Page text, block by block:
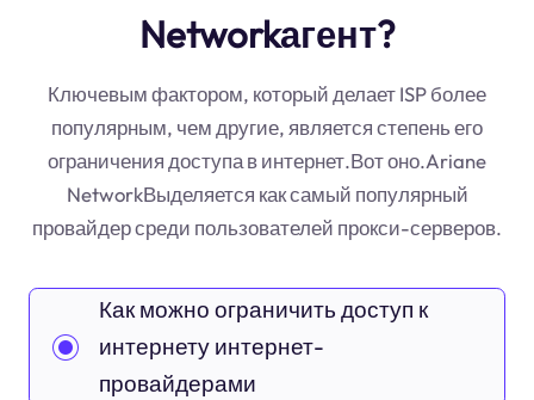
Networkагент?
Ключевым фактором, который делает ISP более
популярным, чем другие, является степень его
ограничения доступа в интернет.Вот оно.Ariane
NetworkВыделяется как самый популярный
провайдер среди пользователей прокси-серверов.
Как можно ограничить доступ к
интернету интернет-
провайдерами